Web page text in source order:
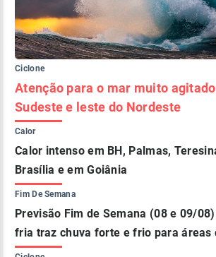
Ciclone
Atenção para o mar muito
Sudeste e leste do Nordeste
Calor
Calor intenso em BH, Palmas,
Brasília e em Goiânia
Fim De Semana
Previsão Fim de Semana (08 e 09/
fria traz chuva forte e frio para áreas